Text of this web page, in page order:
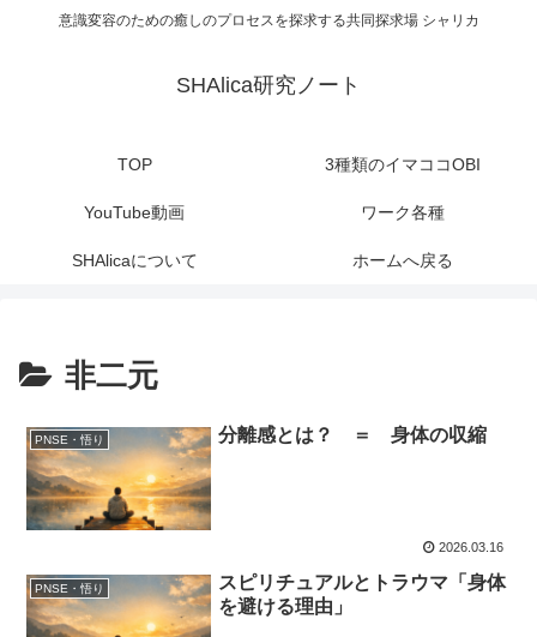
意識変容のための癒しのプロセスを探求する共同探求場 シャリカ
SHAlica研究ノート
TOP 3種類のイマココOBI
YouTube動画 ワーク各種
SHAlicaについて ホームへ戻る
非二元
PNSE・悟り 分離感とは？ ＝ 身体の収縮
2026.03.16
PNSE・悟り
スピリチュアルとトラウマ「身体
を避ける理由」